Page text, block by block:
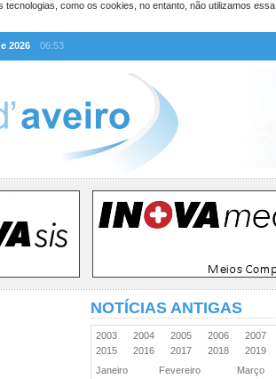
tecnologias, como os cookies, no entanto, não utilizamos
2026
06:53
NOTÍCIAS ANTIGAS
2003 2004 2005 2006
2007
2015
2016 2017 2018
2019
Janeiro
Fevereiro
Março